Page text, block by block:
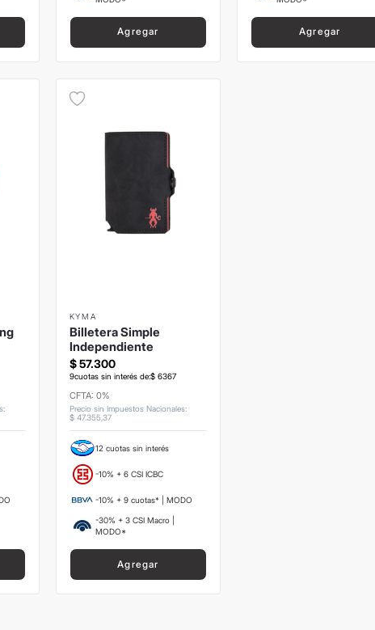
Agregar Agregar
:
KYMA
Billetera Simple
Independiente
$57.300
9cuotas sin interés de:$ 6367
CFTA: 0%
Precio sin Impuestos Nacionales:
$ 47.355,37
12 cuotas sin interés
-10% + 6 CSI ICBC
-10% + 9 cuotas* | MODO
-30% + 3 CSI Macro |
MODO*
Agregar